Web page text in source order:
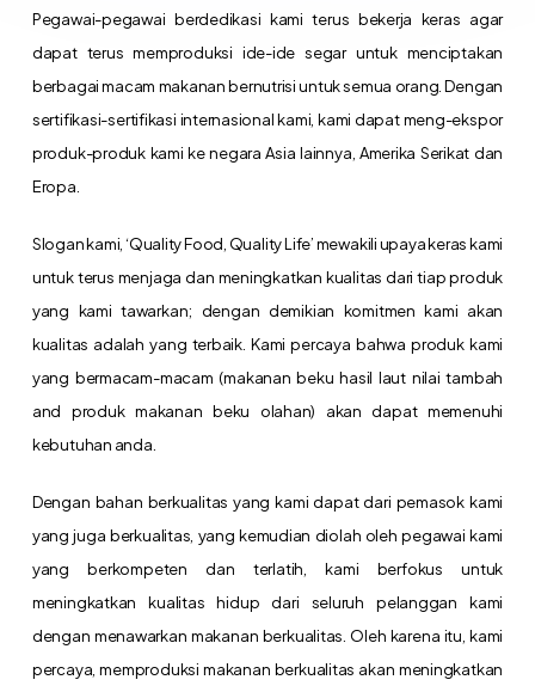
Pegawai-pegawai berdedikasi kami terus bekerja keras agar
dapat terus memproduksi ide-ide segar untuk menciptakan
berbagai macam makanan bernutrisi untuk semua orang. Dengan
sertifikasi-sertifikasi internasional kami, kami dapat meng-ekspor
produk-produk kami ke negara Asia lainnya, Amerika Serikat dan
Eropa.
Slogan kami, ‘Quality Food, Quality Life’ mewakili upaya keras kami
untuk terus menjaga dan meningkatkan kualitas dari tiap produk
yang kami tawarkan; dengan demikian komitmen kami akan
kualitas adalah yang terbaik. Kami percaya bahwa produk kami
yang bermacam-macam (makanan beku hasil laut nilai tambah
and produk makanan beku olahan) akan dapat memenuhi
kebutuhan anda.
Dengan bahan berkualitas yang kami dapat dari pemasok kami
yang juga berkualitas, yang kemudian diolah oleh pegawai kami
yang berkompeten dan terlatih, kami berfokus untuk
meningkatkan kualitas hidup dari seluruh pelanggan kami
dengan menawarkan makanan berkualitas. Oleh karena itu, kami
percaya, memproduksi makanan berkualitas akan meningkatkan